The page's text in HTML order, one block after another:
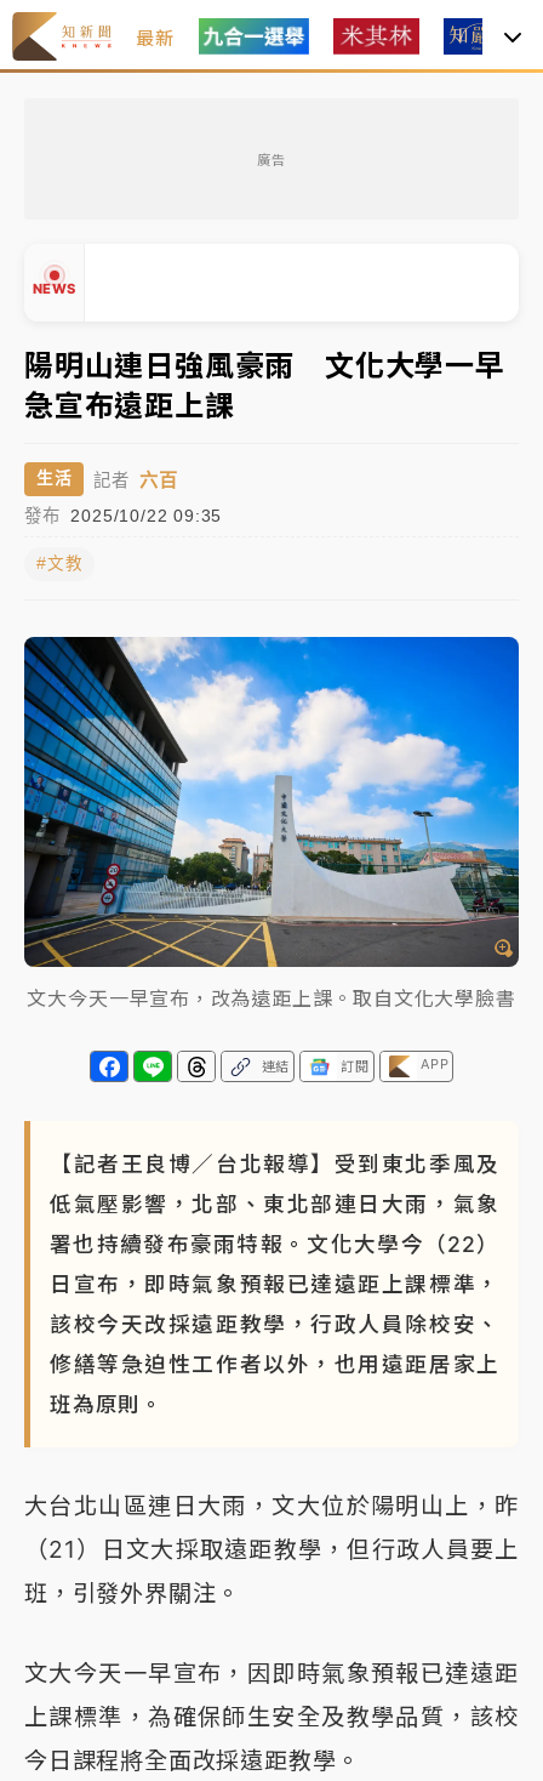
最新
廣告
NEWS
中信慈善基金會想增加董事人數！辜仲諒向法院聲請遭
故宮《龍藏經》特展第2檔！今線上預約開賣一度塞車
周六起展出延長至晚上7時
押庭
父親節泡湯了！中颱白海豚雨彈轟3天 「紅到發紫」降
暑假過三周才推「E宿新北打卡趣」！抽獎程序複雜 觀
旅局回應了
中信慈善基金會想增加董事人數！辜仲諒向法院聲請遭
駁 理由曝光
故宮《龍藏經》特展第2檔！今線上預約開賣一度塞車
周六起展出延長至晚上7時
台東農業處長涉圖利渡假村！東檢抗告成功 今重開羈
押庭
雨熱區曝
陽明山連日強風豪雨 文化大學一早
急宣布遠距上課
生活 記者 六百
發布 2025/10/22 09:35
#文教
文大今天一早宣布，改為遠距上課。取自文化大學臉書
連結 訂閱 APP
【記者王良博／台北報導】受到東北季風及
低氣壓影響，北部、東北部連日大雨，氣象
署也持續發布豪雨特報。文化大學今（22）
日宣布，即時氣象預報已達遠距上課標準，
該校今天改採遠距教學，行政人員除校安、
修繕等急迫性工作者以外，也用遠距居家上
班為原則。
大台北山區連日大雨，文大位於陽明山上，昨
（21）日文大採取遠距教學，但行政人員要上
班，引發外界關注。
文大今天一早宣布，因即時氣象預報已達遠距
上課標準，為確保師生安全及教學品質，該校
今日課程將全面改採遠距教學。